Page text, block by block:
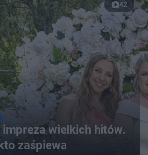
42
impreza wielkich hitów.
zaśpiewa